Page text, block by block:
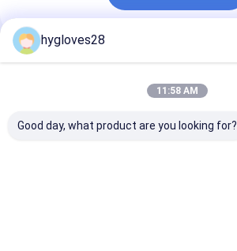
Empfohlene Produkte
hygloves28
11:58 AM
Good day, what product are you looking for?